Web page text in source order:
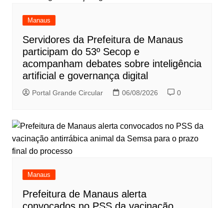
Manaus
Servidores da Prefeitura de Manaus
participam do 53º Secop e
acompanham debates sobre inteligência
artificial e governança digital
Portal Grande Circular 06/08/2026 0
Manaus
Prefeitura de Manaus alerta